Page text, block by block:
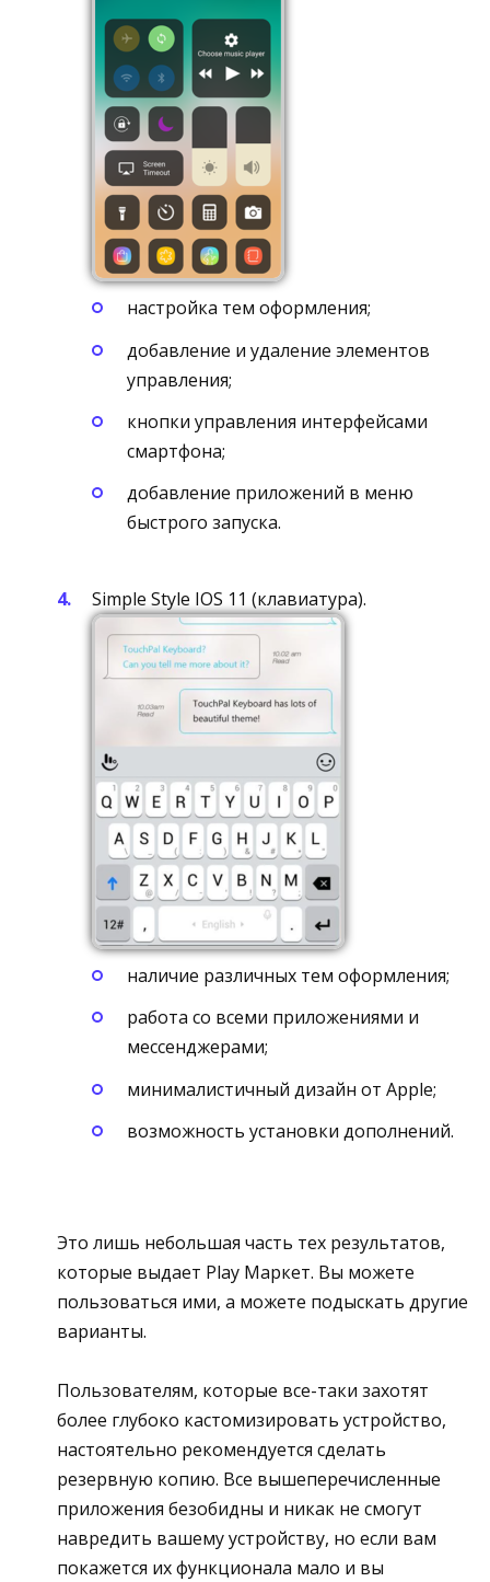
настройка тем оформления;
добавление и удаление элементов
управления;
кнопки управления интерфейсами
смартфона;
добавление приложений в меню
быстрого запуска.
Simple Style IOS 11 (клавиатура).
наличие различных тем оформления;
работа со всеми приложениями и
мессенджерами;
минималистичный дизайн от Apple;
возможность установки дополнений.
Это лишь небольшая часть тех результатов,
которые выдает Play Маркет. Вы можете
пользоваться ими, а можете подыскать другие
варианты.
Пользователям, которые все-таки захотят
более глубоко кастомизировать устройство,
настоятельно рекомендуется сделать
резервную копию. Все вышеперечисленные
приложения безобидны и никак не смогут
навредить вашему устройству, но если вам
покажется их функционала мало и вы